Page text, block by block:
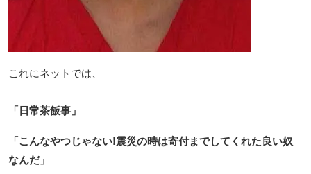
これにネットでは、
「日常茶飯事」
「こんなやつじゃない!震災の時は寄付までしてくれた良い奴
なんだ」